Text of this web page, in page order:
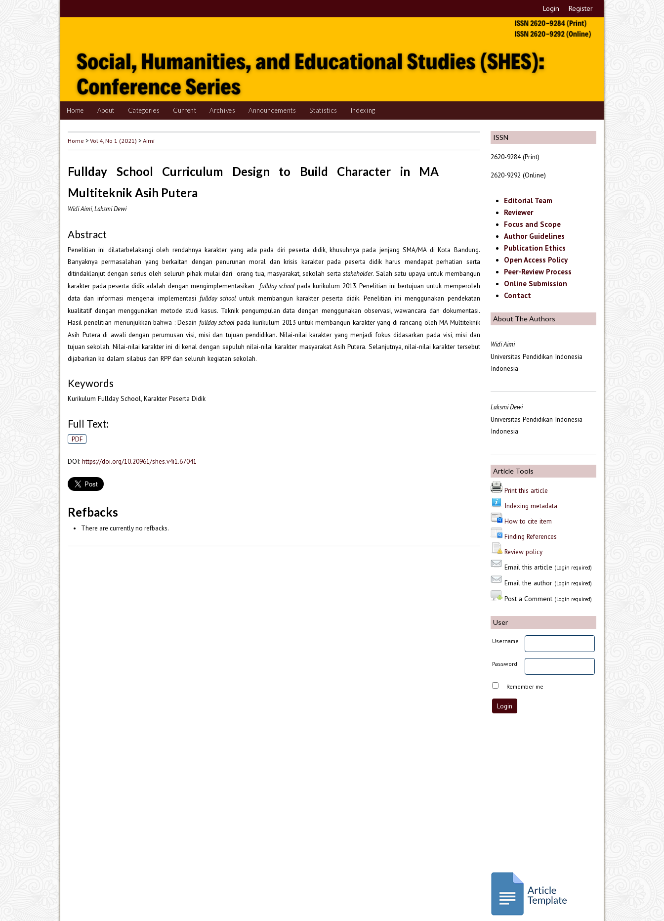
Login Register
Home About Categories Current Archives Announcements Statistics Indexing
ISSN
2620-9284 (Print)
2620-9292 (Online)
Editorial Team
Reviewer
Focus and Scope
Author Guidelines
Publication Ethics
Open Access Policy
Peer-Review Process
Online Submission
Contact
About The Authors
Widi Aimi
Universitas Pendidikan Indonesia
Indonesia
Laksmi Dewi
Universitas Pendidikan Indonesia
Indonesia
Article Tools
Print this article
Indexing metadata
How to cite item
Finding References
Review policy
Email this article (Login required)
Email the author (Login required)
Post a Comment (Login required)
User
Username
Password
Remember me
Home >Vol 4, No 1 (2021) >Aimi
Fullday School Curriculum Design to Build Character in MA
Multiteknik Asih Putera
Widi Aimi, Laksmi Dewi
Abstract
Penelitian ini dilatarbelakangi oleh rendahnya karakter yang ada pada diri peserta didik, khusuhnya pada jenjang SMA/MA di Kota Bandung.
Banyaknya permasalahan yang berkaitan dengan penurunan moral dan krisis karakter pada peserta didik harus mendapat perhatian serta
ditindaklanjut dengan serius oleh seluruh pihak mulai dari orang tua, masyarakat, sekolah sertastakeholder. Salah satu upaya untuk membangun
karakter pada peserta didik adalah dengan mengimplementasikan
fullday schoolpada kurikulum 2013. Penelitian ini bertujuan untuk memperoleh
data dan informasi mengenai implementasi fullday schooluntuk membangun karakter peserta didik. Penelitian ini menggunakan pendekatan
kualitatif dengan menggunakan metode studi kasus. Teknik pengumpulan data dengan menggunakan observasi, wawancara dan dokumentasi.
Hasil penelitian menunjukkan bahwa : Desain fullday schoolpada kurikulum 2013 untuk membangun karakter yang di rancang oleh MA Multiteknik
Asih Putera di awali dengan perumusan visi, misi dan tujuan pendidikan. Nilai-nilai karakter yang menjadi fokus didasarkan pada visi, misi dan
tujuan sekolah. Nilai-nilai karakter ini di kenal dengan sepuluh nilai-nilai karakter masyarakat Asih Putera. Selanjutnya, nilai-nilai karakter tersebut
dijabarkan ke dalam silabus dan RPP dan seluruh kegiatan sekolah.
Keywords
Kurikulum Fullday School, Karakter Peserta Didik
Full Text:
PDF
DOI: https://doi.org/10.20961/shes.v4i1.67041
Refbacks
There are currently no refbacks.